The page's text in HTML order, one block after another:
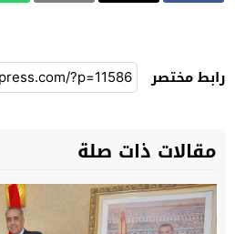
رابط مختصر
مقالات ذات صلة